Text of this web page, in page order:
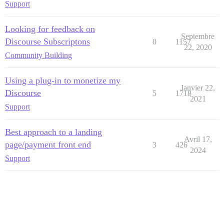
Support
Looking for feedback on
Discourse Subscriptons
Community Building
0 1157
Septembre
22, 2020
Using a plug-in to monetize my
Discourse
Support
5 1718
Janvier 22,
2021
Best approach to a landing
page/payment front end
Support
3 426
Avril 17,
2024